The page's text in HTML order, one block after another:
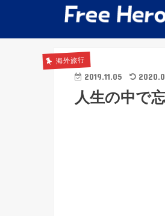
海外旅行
2019.11.05
人生の中で